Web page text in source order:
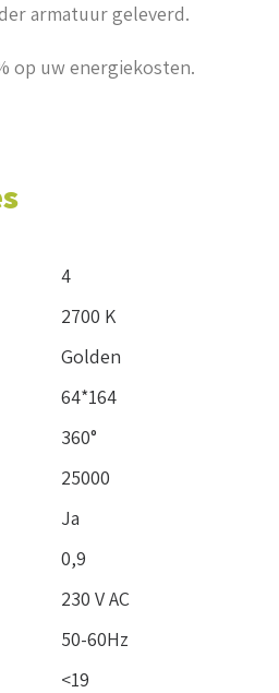
armatuur geleverd.
op uw energiekosten.
4
2700 K
Golden
64*164
360°
25000
Ja
0,9
230 V AC
50-60Hz
<19